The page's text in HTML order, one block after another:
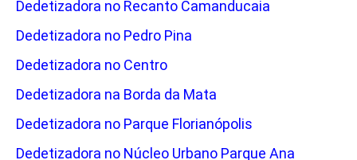
Dedetizadora no Recanto Camanducaia
Dedetizadora no Pedro Pina
Dedetizadora no Centro
Dedetizadora na Borda da Mata
Dedetizadora no Parque Florianópolis
Dedetizadora no Núcleo Urbano Parque Ana